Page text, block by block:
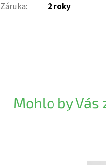
Záruka: 2 roky
Mohlo by Vás